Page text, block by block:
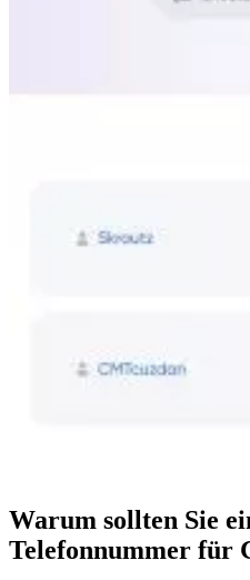
Warum sollten Sie
Telefonnummer für